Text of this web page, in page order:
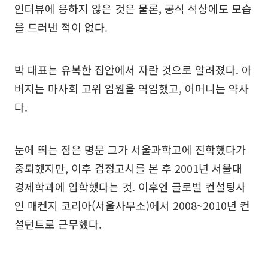
인터뷰에 응하지 않은 것은 물론, 공식 석상에도 모습
을 드러낸 적이 없다.
박 대표는 유복한 집안에서 자란 것으로 알려졌다. 아
버지는 마사회 고위 임원을 역임했고, 어머니는 약사
다.
눈에 띄는 점은 명문 그가 서울과학고에 진학했다가
중퇴했지만, 이후 검정고시를 본 후 2001년 서울대
경제학과에 입학했다는 것. 이후엔 글로벌 컨설팅사
인 매켄지 코리아(서울사무소)에서 2008~2010년 컨
설턴트로 근무했다.